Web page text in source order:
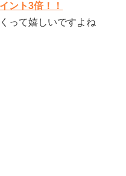
ト3倍！！
って嬉しいですよね